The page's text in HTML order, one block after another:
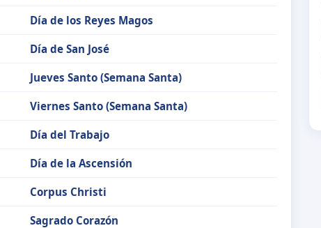
Día de los Reyes Magos
Día de San José
Jueves Santo (Semana Santa)
Viernes Santo (Semana Santa)
Día del Trabajo
Día de la Ascensión
Corpus Christi
Sagrado Corazón